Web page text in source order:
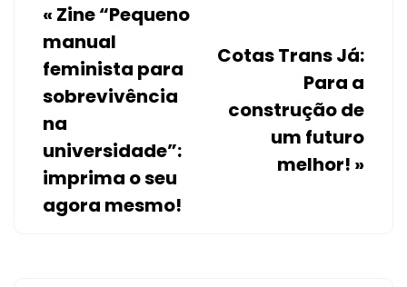
« Zine “Pequeno
manual
feminista para
sobrevivência
na
universidade”:
imprima o seu
agora mesmo!
Cotas Trans Já:
Para a
construção de
um futuro
melhor! »